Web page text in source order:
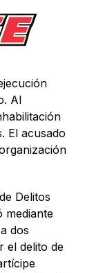
Al
El acusado
Delitos
mediante
dos
el delito de